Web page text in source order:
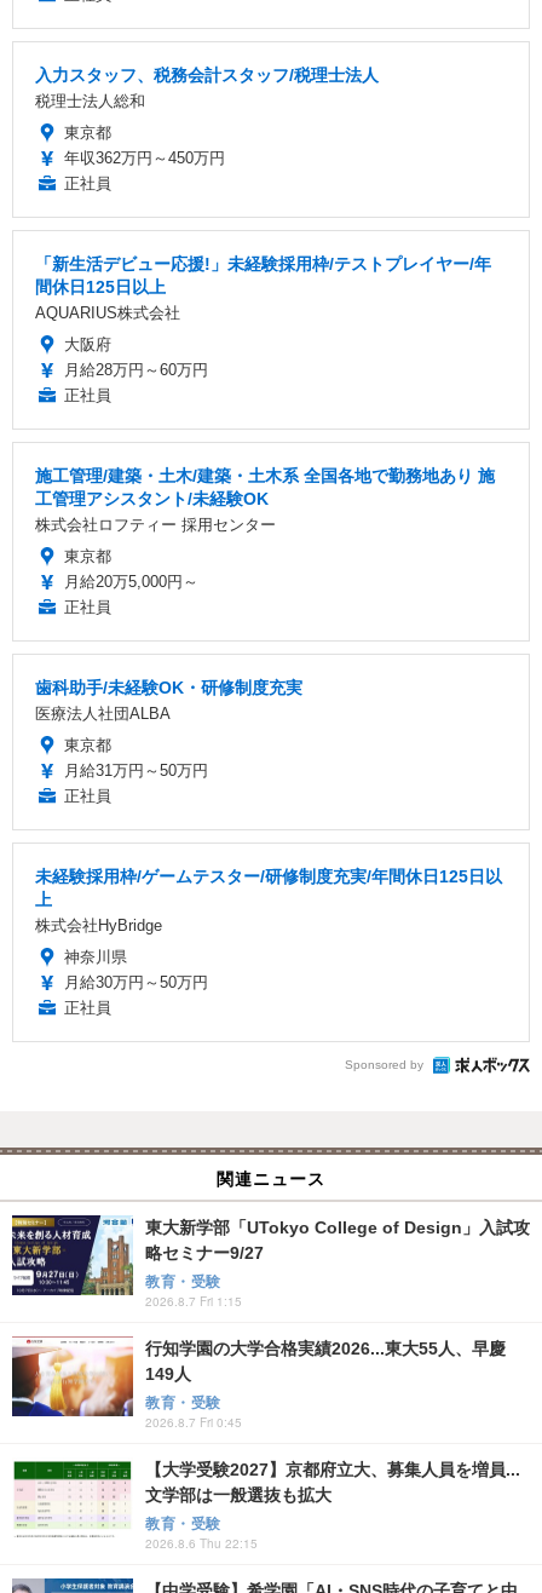
入力スタッフ、税務会計スタッフ/税理士法人
税理士法人総和
東京都
年収362万円～450万円
正社員
「新生活デビュー応援!」未経験採用枠/テストプレイヤー/年
間休日125日以上
AQUARIUS株式会社
大阪府
月給28万円～60万円
正社員
施工管理/建築・土木/建築・土木系 全国各地で勤務地あり 施
工管理アシスタント/未経験OK
株式会社ロフティー 採用センター
東京都
月給20万5,000円～
正社員
歯科助手/未経験OK・研修制度充実
医療法人社団ALBA
東京都
月給31万円～50万円
正社員
未経験採用枠/ゲームテスター/研修制度充実/年間休日125日以
上
株式会社HyBridge
神奈川県
月給30万円～50万円
正社員
Sponsored by
関連ニュース
東大新学部「UTokyo College of Design」入試攻
略セミナー9/27
教育・受験
2026.8.7 Fri 1:15
行知学園の大学合格実績2026...東大55人、早慶
149人
教育・受験
2026.8.7 Fri 0:45
【大学受験2027】京都府立大、募集人員を増員...
文学部は一般選抜も拡大
教育・受験
2026.8.6 Thu 22:15